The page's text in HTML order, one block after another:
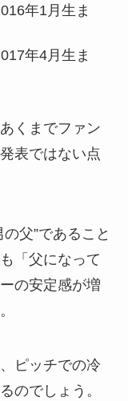
年1月生ま
年4月生ま
くまでファン
表ではない点
父”であること
「父になって
の安定感が増
ピッチでの冷
のでしょう。